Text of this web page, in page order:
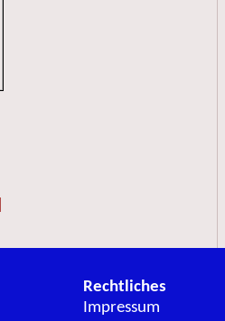
Rechtliches
Impressum